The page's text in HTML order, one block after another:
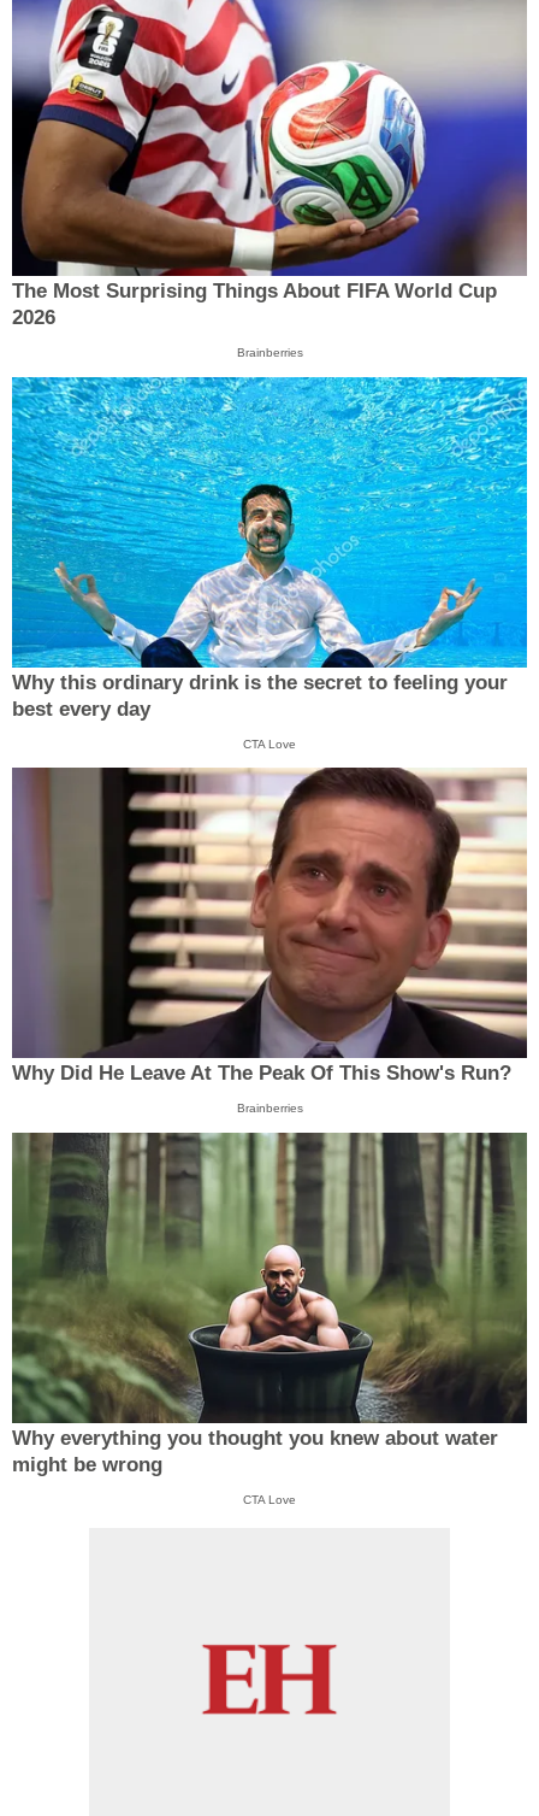
The Most Surprising Things About FIFA World Cup
2026
Brainberries
Why this ordinary drink is the secret to feeling your
best every day
CTA Love
Why Did He Leave At The Peak Of This Show's Run?
Brainberries
Why everything you thought you knew about water
might be wrong
CTA Love